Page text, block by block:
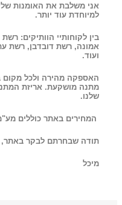
אני משלבת את האומנות
למיוחדת עוד יותר.
בין לקוחותיי הוותיקים:
אמונה, רשת דובדבן, רשת
ועוד.
האספקה מהירה ולכל
מתנה מושקעת. אריזת
שלנו.
המחירים באתר כוללים
תודה שבחרתם לבקר באתר,
מיכל